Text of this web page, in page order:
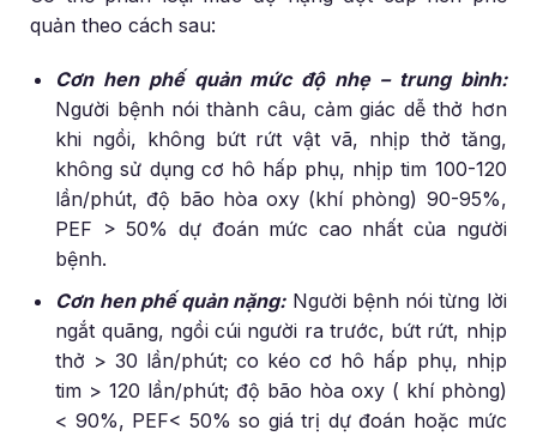
quản theo cách sau:
Cơn hen phế quản mức độ nhẹ – trung bình:
Người bệnh nói thành câu, cảm giác dễ thở hơn
khi ngồi, không bứt rứt vật vã, nhịp thở tăng,
không sử dụng cơ hô hấp phụ, nhịp tim 100-120
lần/phút, độ bão hòa oxy (khí phòng) 90-95%,
PEF > 50% dự đoán mức cao nhất của người
bệnh.
Cơn hen phế quản nặng:Người bệnh nói từng lời
ngắt quãng, ngồi cúi người ra trước, bứt rứt, nhịp
thở > 30 lần/phút; co kéo cơ hô hấp phụ, nhịp
tim > 120 lần/phút; độ bão hòa oxy ( khí phòng)
< 90%, PEF< 50% so giá trị dự đoán hoặc mức